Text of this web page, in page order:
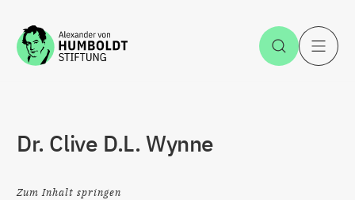
Zum Inhalt springen Suche
Dr. Clive D.L. Wynne
Zum Inhalt springen